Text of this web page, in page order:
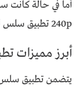
أما في حالة كانت
240p تطبيق سلس التقنية .
أبرز مميزات
يتضمن تطبيق سلس